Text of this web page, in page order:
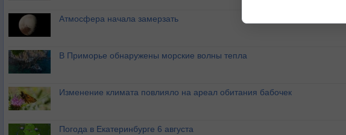
Атмосфера начала замерзать
В Приморье обнаружены морские волны тепла
Изменение климата повлияло на ареал обитания бабочек
Погода в Екатеринбурге 6 августа